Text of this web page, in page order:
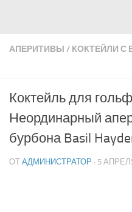
АПЕРИТИВЫ / КОКТЕЙЛИ С
Коктейль для
Неординарный
бурбона Basil
ОТ АДМИНИСТРАТОР · 5